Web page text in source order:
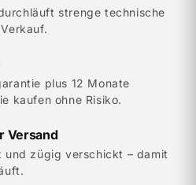
strenge technische
plus 12 Monate
kaufen ohne Risiko.
Versand
zügig verschickt – damit